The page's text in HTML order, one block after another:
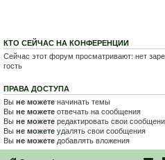
КТО СЕЙЧАС НА КОНФЕРЕНЦИИ
Сейчас этот форум просматривают: нет
гость
ПРАВА ДОСТУПА
Вы не можете начинать темы
Вы не можете отвечать на сообщения
Вы не можете редактировать свои
Вы не можете удалять свои сообщения
Вы не можете добавлять вложения